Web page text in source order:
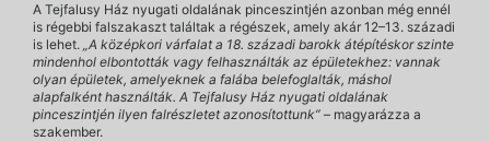
A Tejfalusy Ház nyugati oldalának pinceszintjén azonban még ennél
is régebbi falszakaszt találtak a régészek, amely akár 12–13. századi
is lehet. „A középkori várfalat a 18. századi barokk átépítéskor szinte
mindenhol elbontották vagy felhasználták az épületekhez: vannak
olyan épületek, amelyeknek a falába belefoglalták, máshol
alapfalként használták. A Tejfalusy Ház nyugati oldalának
pinceszintjén ilyen falrészletet azonosítottunk” – magyarázza a
szakember.